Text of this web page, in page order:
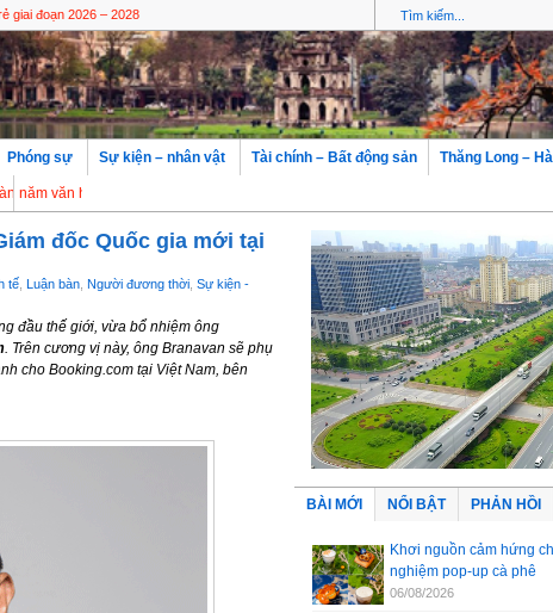
giai đoạn 2026 – 2028
tưởng ít người biết đển
hiến
Phóng sự Sự kiện – nhân vật Tài chính – Bất động sản Thăng Long –
đốc Quốc gia mới tại
tế Luận bàn Người đương thời Sự kiện -
đầu thế giới, vừa bổ nhiệm ông
. Trên cương vị này, ông Branavan sẽ phụ
cho Booking.com tại Việt Nam, bên
BÀI MỚI NỔI BẬT PHẢN HỒI
Khơi nguồn cảm hứng
nghiệm pop-up cà phê
06/08/2026